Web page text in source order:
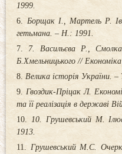
1999.
Борщак І., Мартель Р.
гетьмана. – Н.: 1991.
7. Васильєва Р., Смолка
Б.Хмельницького //
Велика історія України.
Гвоздик-Пріцак Л.
та її реалізація в державі
10. Грушевський М.
1913.
Грушевський М.С.